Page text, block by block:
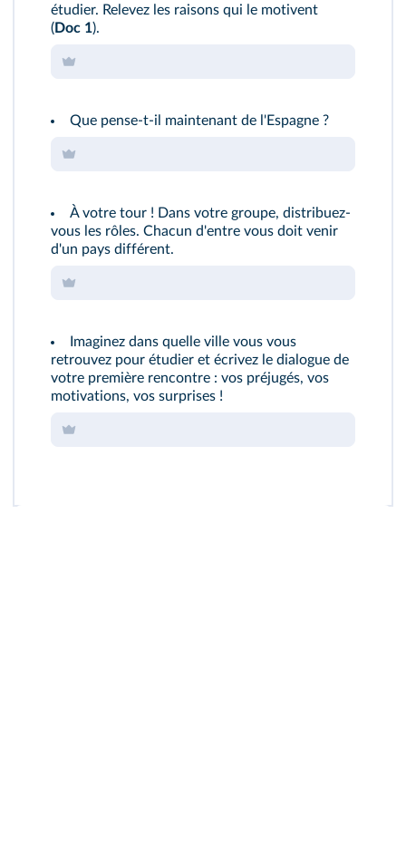
étudier. Relevez les raisons qui le motivent
(Doc 1).
Que pense-t-il maintenant de l'Espagne ?
À votre tour ! Dans votre groupe, distribuez-
vous les rôles. Chacun d'entre vous doit venir
d'un pays différent.
Imaginez dans quelle ville vous vous
retrouvez pour étudier et écrivez le dialogue de
votre première rencontre : vos préjugés, vos
motivations, vos surprises !